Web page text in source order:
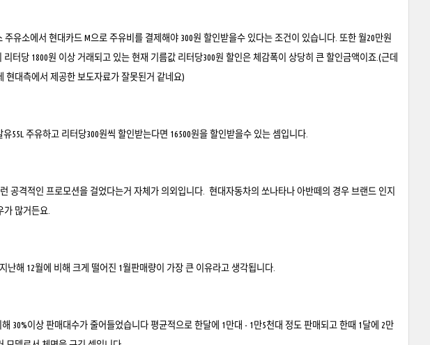
유소에서 현대카드 M으로 주유비를 결제해야 300원 할인받을수 있다는 조건이 있습니다. 또한 월20만원
터당 1800원 이상 거래되고 있는 현재 기름값 리터당300원 할인은 체감폭이 상당히 큰 할인금액이죠.(근데
현대측에서 제공한 보도자료가 잘못된거 같네요)
55L 주유하고 리터당300원씩 할인받는다면 16500원을 할인받을수 있는 셈입니다.
공격적인 프로모션을 걸었다는거 자체가 의외입니다. 현대자동차의 쏘나타나 아반떼의 경우 브랜드 인지
가 많거든요.
해 12월에 비해 크게 떨어진 1월판매량이 가장 큰 이유라고 생각됩니다.
30%이상 판매대수가 줄어들었습니다 평균적으로 한달에 1만대 - 1만5천대 정도 판매되고 한때 1달에 2만